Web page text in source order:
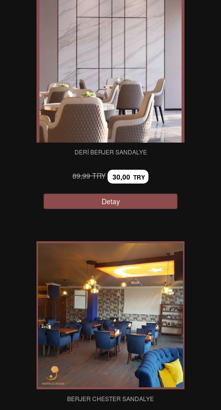
DERI BERJER SANDALYE
89,99 TRY 30,00 TRY
Detay
BERJER CHESTER SANDALYE